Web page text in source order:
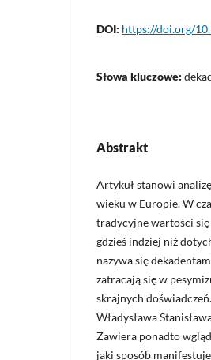
DOI: https://doi.org/
Słowa kluczowe:
Abstrakt
Artykuł stanowi
wieku w Europie. W
tradycyjne wartości się
gdzieś indziej niż
nazywa się
zatracają się w
skrajnych
Władysława
Zawiera ponadto
jaki sposób